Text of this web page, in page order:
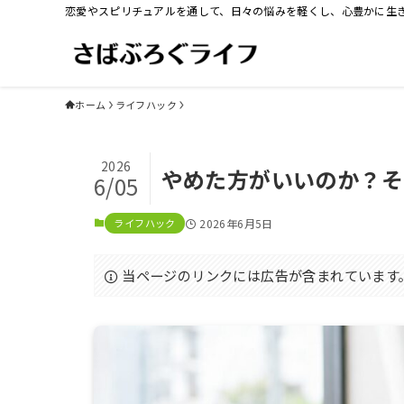
恋愛やスピリチュアルを通して、日々の悩みを軽くし、心豊かに生
ホーム ライフハック
やめた方がいいのか？
2026
6/05
ライフハック 2026年6月5日
当ページのリンクには広告が含まれています